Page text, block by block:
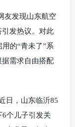
友发现山东航空
发热议。对此
的“青未了”系
需求自由搭配
日，山东临沂85
6个儿子引发关